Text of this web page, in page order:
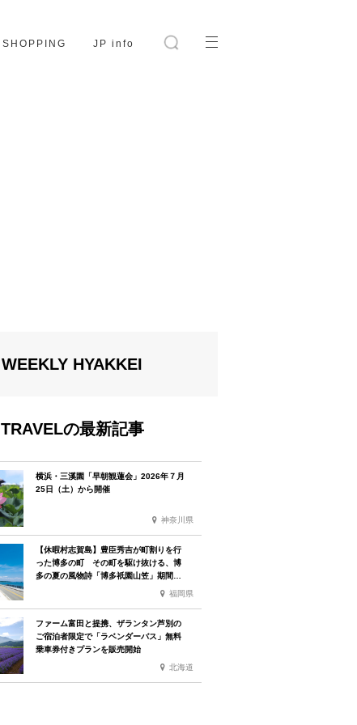
SHOPPING JP info
WEEKLY HYAKKEI
TRAVELの最新記事
横浜・三溪園「早朝観蓮会」2026年７月
25日（土）から開催
神奈川県
【休暇村志賀島】豊臣秀吉が町割りを行
った博多の町 その町を駆け抜ける、博
多の夏の風物詩「博多祇園山笠」期間中
福岡県
ファーム富田と提携、ザランタン芦別の
ご宿泊者限定で「ラベンダーバス」無料
乗車券付きプランを販売開始
北海道